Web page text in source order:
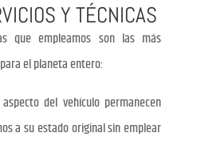
Y TÉCNICAS
que empleamos son las más
el planeta entero:
del vehículo permanecen
a su estado original sin emplear